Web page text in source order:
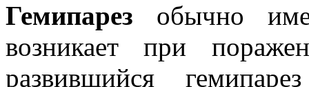
Гемипарез обычно
возникает при
развившийся